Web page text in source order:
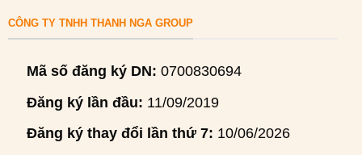
CÔNG TY TNHH THANH NGA GROUP
Mã số đăng ký DN: 0700830694
Đăng ký lần đầu: 11/09/2019
Đăng ký thay đổi lần thứ 7: 10/06/2026